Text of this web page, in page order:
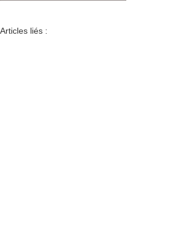
Articles liés :